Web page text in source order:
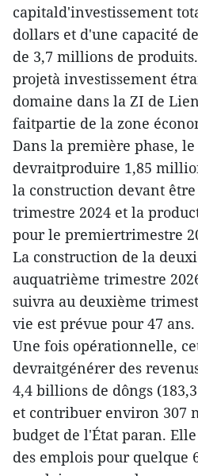
capitald'investissement
dollars et d'une capacité
de 3,7 millions de
projetà investissement
domaine dans la ZI de
faitpartie de la zone
Dans la première phase,
devraitproduire 1,85
la construction devant
trimestre 2024 et la
pour le premiertrimestre
La construction de la
auquatrième trimestre
suivra au deuxième
vie est prévue pour 47 ans.
Une fois opérationnelle,
devraitgénérer des
4,4 billions de dôngs
et contribuer environ 307
budget de l'État paran.
des emplois pour quelque